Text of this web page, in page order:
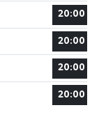
20:00
20:00
20:00
20:00